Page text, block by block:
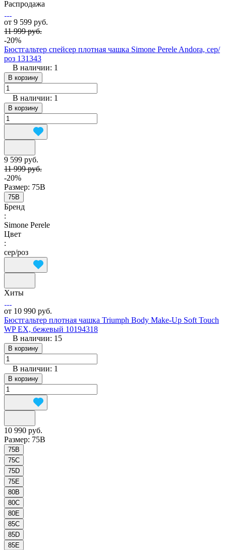
Распродажа
от 9 599 руб.
11 999 руб.
-20%
Бюстгальтер спейсер плотная чашка Simone Perele Andora, сер/
роз 131343
В наличии: 1
В корзину
В наличии: 1
В корзину
9 599 руб.
11 999 руб.
-20%
Размер: 75B
75B
Бренд
:
Simone Perele
Цвет
:
сер/роз
Хиты
от 10 990 руб.
Бюстгальтер плотная чашка Triumph Body Make-Up Soft Touch
WP EX, бежевый 10194318
В наличии: 15
В корзину
В наличии: 1
В корзину
10 990 руб.
Размер: 75B
75B
75C
75D
75E
80B
80C
80E
85C
85D
85E